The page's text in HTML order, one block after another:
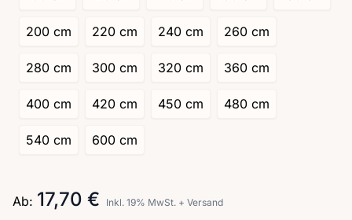
200 cm 220 cm 240 cm 260 cm
280 cm 300 cm 320 cm 360 cm
400 cm 420 cm 450 cm 480 cm
540 cm 600 cm
Ab: 17,70 € Inkl. 19% MwSt. + Versand